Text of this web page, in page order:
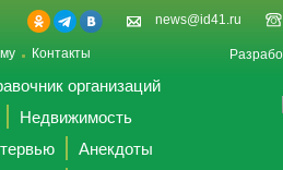
news@id41.ru
Контакты
организаций
Недвижимость
Анекдоты